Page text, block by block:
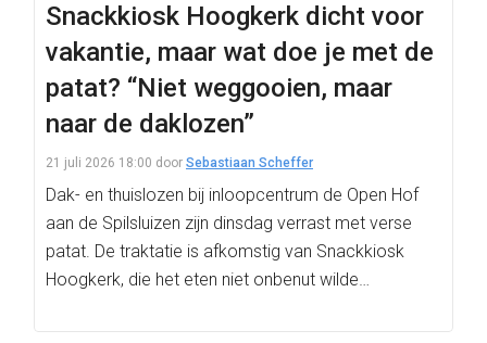
Snackkiosk Hoogkerk dicht voor
vakantie, maar wat doe je met de
patat? “Niet weggooien, maar
naar de daklozen”
21 juli 2026 18:00 door Sebastiaan Scheffer
Dak- en thuislozen bij inloopcentrum de Open Hof
aan de Spilsluizen zijn dinsdag verrast met verse
patat. De traktatie is afkomstig van Snackkiosk
Hoogkerk, die het eten niet onbenut wilde…